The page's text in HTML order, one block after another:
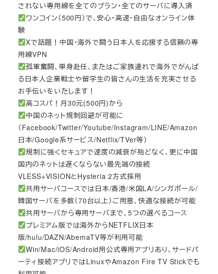
されない専用線を全てのプラン・全てのサーバに導入済
ワンコイン（500円）で、安心・高速・自由なオンライン体
験
Xで話題！中国・海外で闘う日本人を応援する信頼の専
用線VPN
孤軍奮闘、単身赴任、またはご家族連れで海外でがんば
る日本人企業戦士や留学生の皆さんの生活を充実させる
お手伝いをいたします！
高コスパ！月30元(500円)から
中国のネット規制回避が可能に
（Facebook/Twitter/Youtube/Instagram/LINE/Amazon
日本/Google系サービス/Netflix/TVer等）
規制に強くセキュアで速度の減衰が殆どなく、更に中国
国内のネットは遅くならない最先端の接続
VLESS+VISIONとHysteria 2方式採用
共用サーバコースでは日本/香港/米国LA/シンガポール/
韓国サーバを多数（70台以上）ご用意、快適な接続が可能
共用サーバから専用サーバまで、5つの選べるコース
プレミアム版では海外からNETFLIX日本
版/hulu/DAZN/AbemaTV等が利用可能
Win/Mac/iOS/Android用公式専用アプリあり、サードパ
ーティ接続アプリではLinuxやAmazon Fire TV Stickでも